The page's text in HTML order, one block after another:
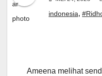
indonesia,
Ameena melihat